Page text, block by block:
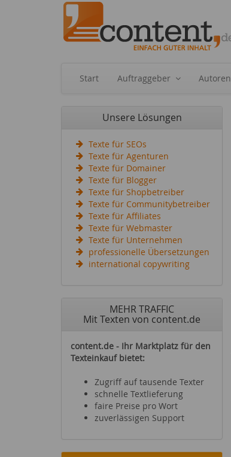
Start Auftraggeber Autoren
Unsere Lösungen
Texte für SEOs
Texte für Agenturen
Texte für Domainer
Texte für Blogger
Texte für Shopbetreiber
Texte für Communitybetreiber
Texte für Affiliates
Texte für Webmaster
Texte für Unternehmen
professionelle Übersetzungen
international copywriting
MEHR TRAFFIC
Mit Texten von content.de
content.de - Ihr Marktplatz für den
Texteinkauf bietet:
Zugriff auf tausende Texter
schnelle Textlieferung
faire Preise pro Wort
zuverlässigen Support